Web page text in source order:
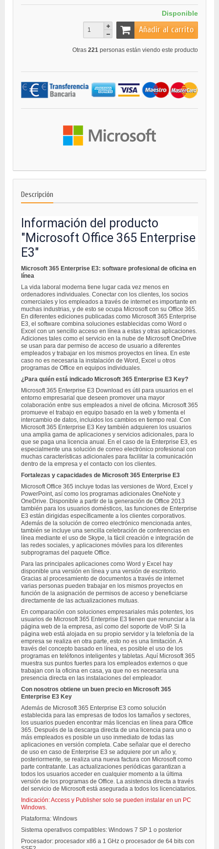
Disponible
Añadir al carrito
Otras 221 personas están viendo este producto
Descripción
Información del producto
"Microsoft Office 365 Enterprise
E3"
Microsoft 365 Enterprise E3: software profesional de oficina en
línea
La vida laboral moderna tiene lugar cada vez menos en
ordenadores individuales. Conectar con los clientes, los socios
comerciales y los empleados a través de internet es importante en
muchas industrias, y de esto se ocupa Microsoft con su Office 365.
En diferentes ediciones publicadas como Microsoft 365 Enterprise
E3, el software combina soluciones establecidas como Word o
Excel con un sencillo acceso en línea a estas y otras aplicaciones.
Adiciones tales como el servicio en la nube de Microsoft OneDrive
se usan para dar permiso de acceso de usuario a diferentes
empleados y trabajar en los mismos proyectos en línea. En este
caso no es necesaria la instalación de Word, Excel u otros
programas de Office en equipos individuales.
¿Para quién está indicado Microsoft 365 Enterprise E3 Key?
Microsoft 365 Enterprise E3 Download es útil para usuarios en el
entorno empresarial que deseen promover una mayor
colaboración entre sus empleados a nivel de oficina. Microsoft 365
promueve el trabajo en equipo basado en la web y fomenta el
intercambio de datos, incluidos los cambios en tiempo real. Con
Microsoft 365 Enterprise E3 Key también adquieren los usuarios
una amplia gama de aplicaciones y servicios adicionales, para lo
que se paga una licencia anual. En el caso de la Enterprise E3, es
especialmente una solución de correo electrónico profesional con
muchas características adicionales para facilitar la comunicación
dentro de la empresa y el contacto con los clientes.
Fortalezas y capacidades de Microsoft 365 Enterprise E3
Microsoft Office 365 incluye todas las versiones de Word, Excel y
PowerPoint, así como los programas adicionales OneNote y
OneDrive. Disponible a partir de la generación de Office 2013
también para los usuarios domésticos, las funciones de Enterprise
E3 están dirigidas específicamente a los clientes corporativos.
Además de la solución de correo electrónico mencionada antes,
también se incluye una sencilla celebración de conferencias en
línea mediante el uso de Skype, la fácil creación e integración de
las redes sociales, y aplicaciones móviles para los diferentes
subprogramas del paquete Office.
Para las principales aplicaciones como Word y Excel hay
disponible una versión en línea y una versión de escritorio.
Gracias al procesamiento de documentos a través de internet
varias personas pueden trabajar en los mismos proyectos en
función de la asignación de permisos de acceso y beneficiarse
directamente de las actualizaciones mutuas.
En comparación con soluciones empresariales más potentes, los
usuarios de Microsoft 365 Enterprise E3 tienen que renunciar a la
página web de la empresa, así como del soporte de VoIP. Si la
página web está alojada en su propio servidor y la telefonía de la
empresa se realiza en otra parte, esto no es una limitación. A
través del concepto basado en línea, es posible el uso de los
programas en teléfonos inteligentes y tabletas. Aquí Microsoft 365
muestra sus puntos fuertes para los empleados externos o que
trabajan con la oficina en casa, ya que no es necesaria una
presencia directa en las instalaciones del empleador.
Con nosotros obtiene un buen precio en Microsoft 365
Enterprise E3 Key
Además de Microsoft 365 Enterprise E3 como solución
establecida para las empresas de todos los tamaños y sectores,
los usuarios pueden encontrar más licencias en línea para Office
365. Después de la descarga directa de una licencia para uno o
más empleados es posible un uso inmediato de todas las
aplicaciones en versión completa. Cabe señalar que el derecho
de uso en caso de Enterprise E3 se adquiere por un año y,
posteriormente, se realiza una nueva factura con Microsoft como
parte contratante. Las actualizaciones periódicas garantizan a
todos los usuarios acceder en cualquier momento a la última
versión de los programas de Office. La asistencia directa a través
del servicio de Microsoft está asegurada a todos los licenciatarios.
Indicación: Access y Publisher solo se pueden instalar en un PC
Windows.
Plataforma: Windows
Sistema operativos compatibles: Windows 7 SP 1 o posterior
Procesador: procesador x86 a 1 GHz o procesador de 64 bits con